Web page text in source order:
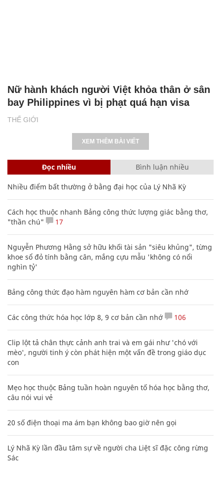
THẾ GIỚI
Nữ hành khách người Việt khỏa thân ở sân
bay Philippines vì bị phạt quá hạn visa
XEM THÊM BÀI VIẾT
Đọc nhiều Bình luận nhiều
Nhiều điểm bất thường ở bằng đại học của Lý Nhã Kỳ
Cách học thuộc nhanh Bảng công thức lượng giác bằng thơ,
"thần chú"
17
Nguyễn Phương Hằng sở hữu khối tài sản "siêu khủng", từng
khoe sổ đỏ tính bằng cân, mắng cựu mẫu 'không có nổi
nghìn tỷ'
Bảng công thức đạo hàm nguyên hàm cơ bản cần nhớ
Các công thức hóa học lớp 8, 9 cơ bản cần nhớ 106
Clip lột tả chân thực cảnh anh trai và em gái như 'chó với
mèo', người tinh ý còn phát hiện một vấn đề trong giáo dục
con
Mẹo học thuộc Bảng tuần hoàn nguyên tố hóa học bằng thơ,
câu nói vui vẻ
20 số điện thoại ma ám bạn không bao giờ nên gọi
Lý Nhã Kỳ lần đầu tâm sự về người cha Liệt sĩ đặc công rừng
Sác